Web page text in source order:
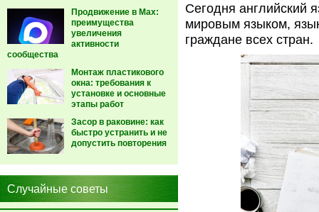
Продвижение в Max:
преимущества
увеличения
активности
сообщества
Монтаж пластикового
окна: требования к
установке и основные
этапы работ
Засор в раковине: как
быстро устранить и не
допустить повторения
Случайные советы
Сегодня английский
мировым языком,
граждане всех стран.